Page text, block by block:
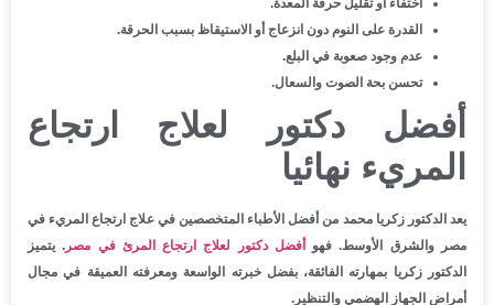
اختفاء أو تقليل حرقة المعدة.
القدرة على النوم دون انزعاج أو الاستيقاظ بسبب الحرقة.
عدم وجود صعوبة في البلع.
تحسن بحة الصوت والسعال.
أفضل دكتور لعلاج ارتجاع
المريء نهائيا
يعد الدكتور زكريا محمد من أفضل الأطباء المتخصصين في علاج ارتجاع المريء في
مصر والشرق الأوسط. فهو
أفضل دكتور لعلاج ارتجاع المرئ في مصر . يتميز
الدكتور زكريا بمهارته الفائقة، بفضل خبرته الواسعة ومعرفته العميقة في مجال
أمراض الجهاز الهضمي والتنظير.